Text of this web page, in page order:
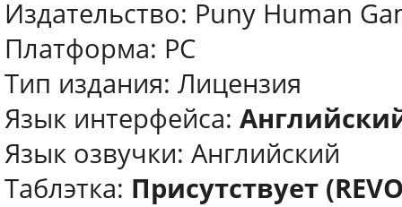
Издательство: Puny Human
Платформа: PC
Тип издания: Лицензия
Язык интерфейса:
Язык озвучки: Английский
Таблэтка: Присутствует